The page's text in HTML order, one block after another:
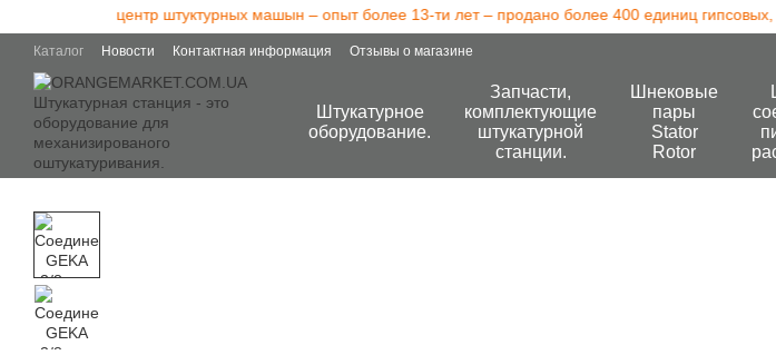
Перейти к основному контенту
центр штуктурных машын – опыт более 13-ти лет – продано более 400 единиц гипсовых,
Каталог Новости Контактная информация Отзывы о магазине
Штукатурное
оборудование.
Запчасти,
комплектующие
штукатурной
станции.
Шнековые
пары
Stator
Rotor